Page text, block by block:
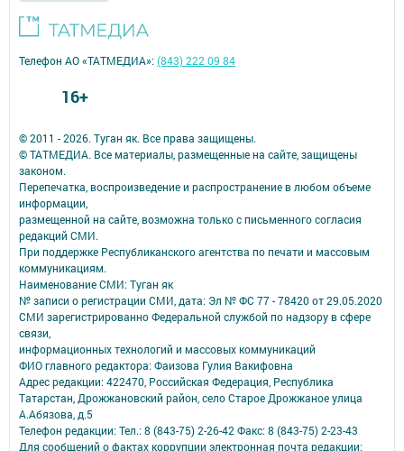
© 2011 - 2026. Туган як. Все права защищены.
© ТАТМЕДИА. Все материалы, размещенные на сайте, защищены
законом.
Перепечатка, воспроизведение и распространение в любом объеме
информации,
размещенной на сайте, возможна только с письменного согласия
редакций СМИ.
При поддержке Республиканского агентства по печати и массовым
коммуникациям.
Наименование СМИ: Туган як
№ записи о регистрации СМИ, дата: Эл № ФС 77 - 78420 от 29.05.2020
СМИ зарегистрированно Федеральной службой по надзору в сфере
связи,
информационных технологий и массовых коммуникаций
ФИО главного редактора: Фаизова Гулия Вакифовна
Адрес редакции: 422470, Российская Федерация, Республика
Татарстан, Дрожжановский район, село Старое Дрожжаное улица
А.Абязова, д.5
Телефон редакции: Тел.: 8 (843-75) 2-26-42 Факс: 8 (843-75) 2-23-43
Для сообщений о фактах коррупции электронная почта редакции:
Телефон АО «ТАТМЕДИА»:(843) 222 09 84
16+